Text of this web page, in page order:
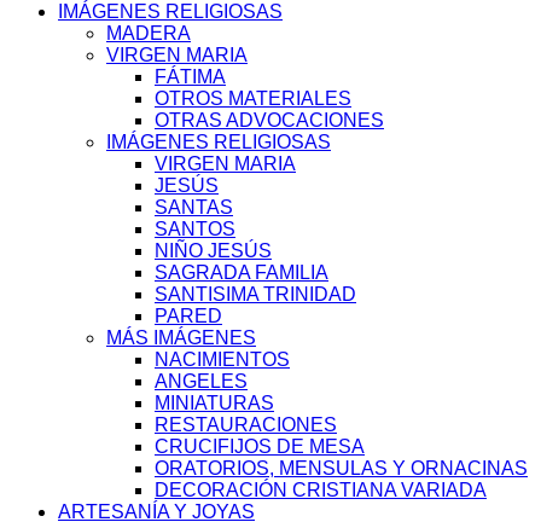
IMÁGENES RELIGIOSAS
MADERA
VIRGEN MARIA
FÁTIMA
OTROS MATERIALES
OTRAS ADVOCACIONES
IMÁGENES RELIGIOSAS
VIRGEN MARIA
JESÚS
SANTAS
SANTOS
NIÑO JESÚS
SAGRADA FAMILIA
SANTISIMA TRINIDAD
PARED
MÁS IMÁGENES
NACIMIENTOS
ANGELES
MINIATURAS
RESTAURACIONES
CRUCIFIJOS DE MESA
ORATORIOS, MENSULAS Y ORNACINAS
DECORACIÓN CRISTIANA VARIADA
ARTESANÍA Y JOYAS